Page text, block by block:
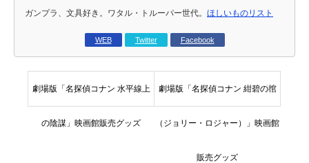
ガンプラ、文具好き。ワタル・トルーパー世代。 ほしいものリスト
WEB Twitter Facebook
劇場版「名探偵コナン 水平線上
の陰謀」映画館販売グッズ
劇場版「名探偵コナン 紺碧の棺
（ジョリー・ロジャー）」映画館
販売グッズ